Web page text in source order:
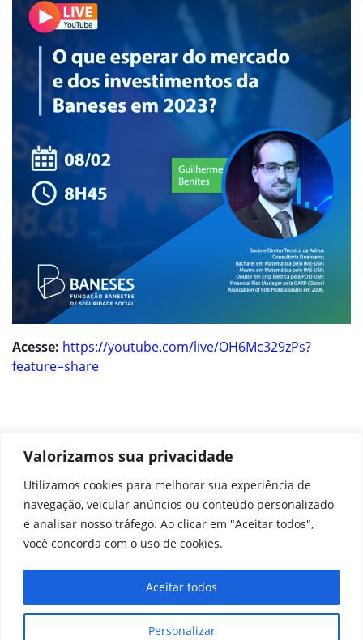
Valorizamos sua privacidade
Utilizamos cookies para melhorar sua experiência de
navegação, veicular anúncios ou conteúdo personalizado
e analisar nosso tráfego. Ao clicar em "Aceitar todos",
você concorda com o uso de cookies.
Personalizar
Aceitar todos
Acesse: https://youtube.com/live/OH6Mc329zPs?
feature=share
NOTÍCIAS
CENTRAL DE AJUDA
PROTEÇÃO DE DADOS
PREVIC
Fundação Banestes de Seguridade Social - Baneses
Av. Princesa Isabel, 574 – Ed. Palas Center, Bloco A,